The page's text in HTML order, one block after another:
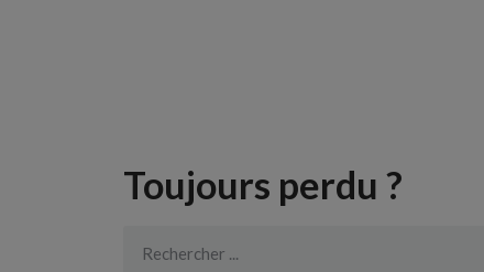
Toujours perdu ?